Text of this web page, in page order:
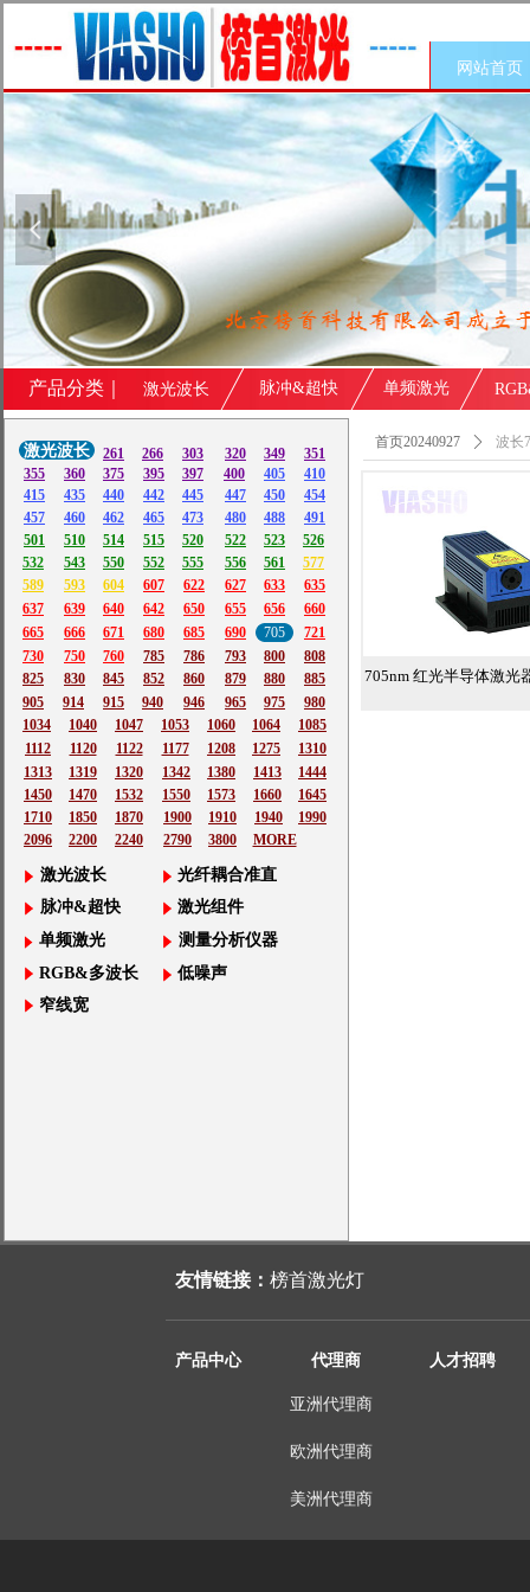
넳
网站首页
705nm 红光半导体激
首页20240927 ꄲ 波长
261
532
266 303 320 349
351
355
360 375 395 397 400 405
410
415
435 440 442 445 447 450
454
491
488
480
473
465
462
460
457
501
510 514 515 520 522
523
543
550 552 555 556 561
526
577
604
593
589 607 622 627 633
635
637
639 640 642 650 655 656
660
666
671 680 685 690 705
721
750
760
730
665
785
786 793 800
808
825
830 845 852 860 880
879
914
885
915
940 946 965 975 980
905
1034
1040 1047 1053 1060 1064
1085
1275
1208
1177
1122
1120
1112
1310
1413
1380 1444
1342
1320
1319
1313
1660
1645
1573
1550
1532
1470
1450
1940
1910
1900
1870
1850
1710
2790
2200 3800
2096
1990
MORE
单频激光
光纤耦合准直
激光波长
脉冲&超快
RGB&多波长
激光组件
测量分析仪器
低噪声
窄线宽
2240
激光波长
产品分类｜ 激光波长 脉冲&超快 单频激光
产品中心 代理商 人才招聘
亚洲代理商
欧洲代理商
美洲代理商
友情链接： 榜首激光灯